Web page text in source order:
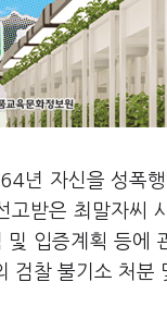
년 자신을 성폭
받은 최말자씨
입증계획 등에
검찰 불기소 처